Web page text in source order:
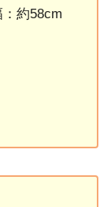
：約58cm